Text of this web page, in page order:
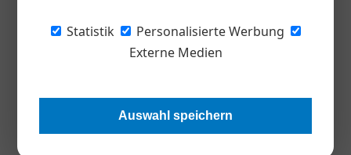
Statistik
Personalisierte Werbung
Externe Medien
Auswahl speichern
und was Unternehmen selbst tun können: ein Aufruf, alle
Potenziale voll auszuschöpfen.
Arbeitskräftemangel ist ein Thema, das
aktuell bei vielen Unternehmen richtig